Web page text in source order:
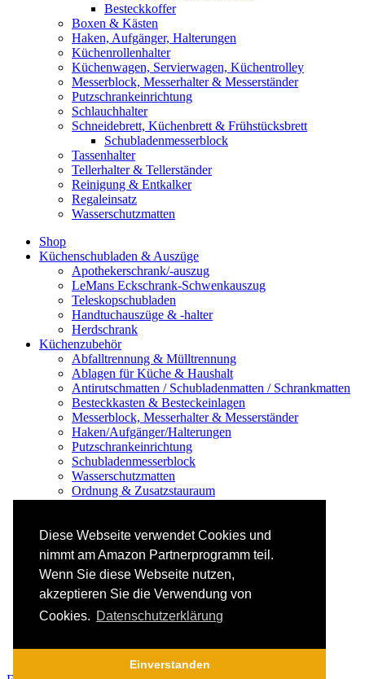
Diese Webseite verwendet Cookies und
nimmt am Amazon Partnerprogramm teil.
Wenn Sie diese Webseite nutzen,
akzeptieren Sie die Verwendung von
Cookies. Datenschutzerklärung
Einverstanden
Besteckkoffer
Boxen & Kästen
Haken, Aufgänger, Halterungen
Küchenrollenhalter
Küchenwagen, Servierwagen, Küchentrolley
Messerblock, Messerhalter & Messerständer
Putzschrankeinrichtung
Schlauchhalter
Schneidebrett, Küchenbrett & Frühstücksbrett
Schubladenmesserblock
Tassenhalter
Tellerhalter & Tellerständer
Reinigung & Entkalker
Regaleinsatz
Wasserschutzmatten
Shop
Küchenschubladen & Auszüge
Apothekerschrank/-auszug
LeMans Eckschrank-Schwenkauszug
Teleskopschubladen
Handtuchauszüge & -halter
Herdschrank
Küchenzubehör
Abfalltrennung & Mülltrennung
Ablagen für Küche & Haushalt
Antirutschmatten / Schubladenmatten / Schrankmatten
Besteckkasten & Besteckeinlagen
Messerblock, Messerhalter & Messerständer
Haken/Aufgänger/Halterungen
Putzschrankeinrichtung
Schubladenmesserblock
Wasserschutzmatten
Ordnung & Zusatzstauraum
Gewürzregal & Gewürzboard
Regaleinsatz
Scharniere & Dämpfer
Küchen-Elektrogeräte
Küchen-Mixer & -Rührer
Küchenwaage
Smoothie Maker
Toaster